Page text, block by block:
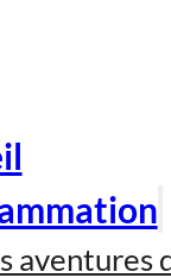
aventures